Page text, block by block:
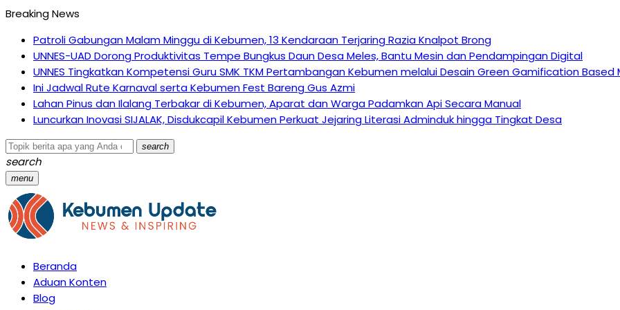
Breaking News
Patroli Gabungan Malam Minggu di Kebumen, 13 Kendaraan Terjaring Razia Knalpot Brong
UNNES-UAD Dorong Produktivitas Tempe Bungkus Daun Desa Meles, Bantu Mesin dan Pendampingan Digital
UNNES Tingkatkan Kompetensi Guru SMK TKM Pertambangan Kebumen melalui Desain Green Gamification Based
Ini Jadwal Rute Karnaval serta Kebumen Fest Bareng Gus Azmi
Lahan Pinus dan Ilalang Terbakar di Kebumen, Aparat dan Warga Padamkan Api Secara Manual
Luncurkan Inovasi SIJALAK, Disdukcapil Kebumen Perkuat Jejaring Literasi Adminduk hingga Tingkat Desa
search
search
menu
Beranda
Aduan Konten
Blog